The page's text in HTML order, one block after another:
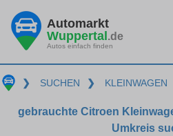
Automarkt
Wuppertal.de
Autos einfach finden
❯ SUCHEN ❯ KLEINWAGEN
gebrauchte Citroen
Umkreis